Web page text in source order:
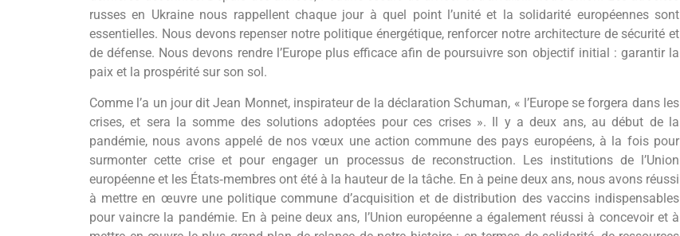
russes en Ukraine nous rappellent chaque jour à quel point l’unité et la solidarité européennes sont
essentielles. Nous devons repenser notre politique énergétique, renforcer notre architecture de sécurité et
de défense. Nous devons rendre l’Europe plus efficace afin de poursuivre son objectif initial : garantir la
paix et la prospérité sur son sol.
Comme l’a un jour dit Jean Monnet, inspirateur de la déclaration Schuman, « l’Europe se forgera dans les
crises, et sera la somme des solutions adoptées pour ces crises ». Il y a deux ans, au début de la
pandémie, nous avons appelé de nos vœux une action commune des pays européens, à la fois pour
surmonter cette crise et pour engager un processus de reconstruction. Les institutions de l’Union
européenne et les États‐membres ont été à la hauteur de la tâche. En à peine deux ans, nous avons réussi
à mettre en œuvre une politique commune d’acquisition et de distribution des vaccins indispensables
pour vaincre la pandémie. En à peine deux ans, l’Union européenne a également réussi à concevoir et à